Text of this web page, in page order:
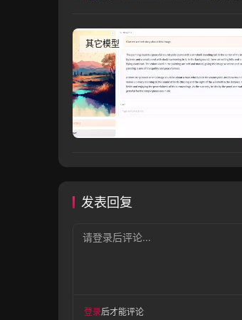
其它模型
发表回复
请登录后评论...
登录后才能评论